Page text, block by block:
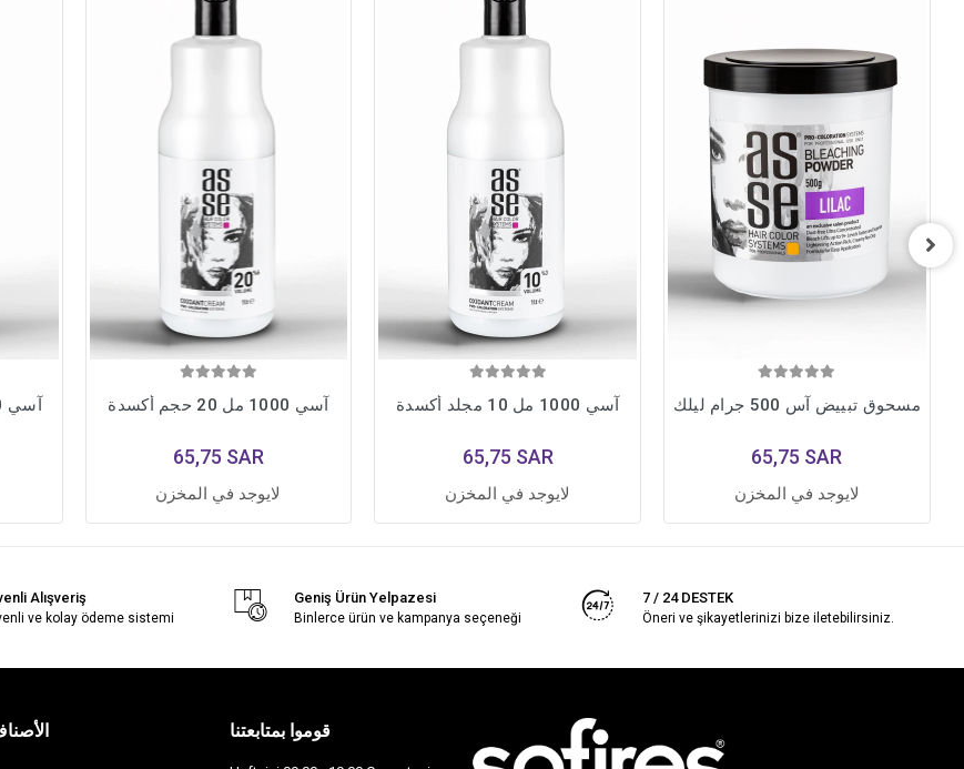
آسي 1000 مل 30 حجم مؤكسد آسي 1000 مل 20 حجم أكسدة
65,75 SAR
لايوجد في المخزن
آسي 1000 مل 10 مجلد أكسدة
65,75 SAR
لايوجد في المخزن
مسحوق تبييض آس 500 جرام ليلك
65,75 SAR
لايوجد في المخزن
Alışveriş
ve kolay ödeme sistemi
Geniş Ürün Yelpazesi
Binlerce ürün ve kampanya seçeneği
7 / 24 DESTEK
Öneri ve şikayetlerinizi bize iletebilirsiniz.
قوموا بمتابعتنا